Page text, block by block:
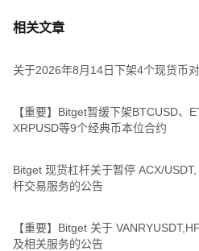
相关文章
关于2026年8月14日下架4个现货币
【重要】Bitget暂缓下架BTCUSD、
XRPUSD等9个经典币本位合约
Bitget 现货杠杆关于暂停 ACX/
杆交易服务的公告
【重要】Bitget 关于
及相关服务的公告